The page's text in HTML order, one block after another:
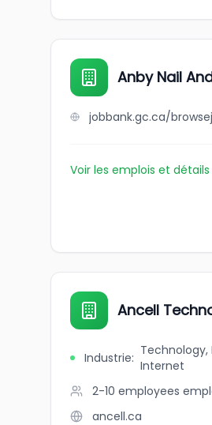
Anby Nail
Voir les emplois et détails
Ancell
Industrie: Internet
2-10 employees
ancell.ca